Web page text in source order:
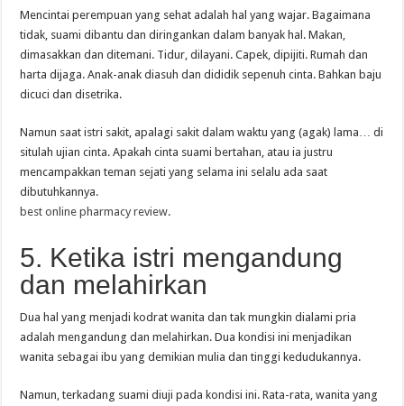
Mencintai perempuan yang sehat adalah hal yang wajar. Bagaimana
tidak, suami dibantu dan diringankan dalam banyak hal. Makan,
dimasakkan dan ditemani. Tidur, dilayani. Capek, dipijiti. Rumah dan
harta dijaga. Anak-anak diasuh dan dididik sepenuh cinta. Bahkan baju
dicuci dan disetrika.
Namun saat istri sakit, apalagi sakit dalam waktu yang (agak) lama… di
situlah ujian cinta. Apakah cinta suami bertahan, atau ia justru
mencampakkan teman sejati yang selama ini selalu ada saat
dibutuhkannya.
best online pharmacy review.
5. Ketika istri mengandung
dan melahirkan
Dua hal yang menjadi kodrat wanita dan tak mungkin dialami pria
adalah mengandung dan melahirkan. Dua kondisi ini menjadikan
wanita sebagai ibu yang demikian mulia dan tinggi kedudukannya.
Namun, terkadang suami diuji pada kondisi ini. Rata-rata, wanita yang